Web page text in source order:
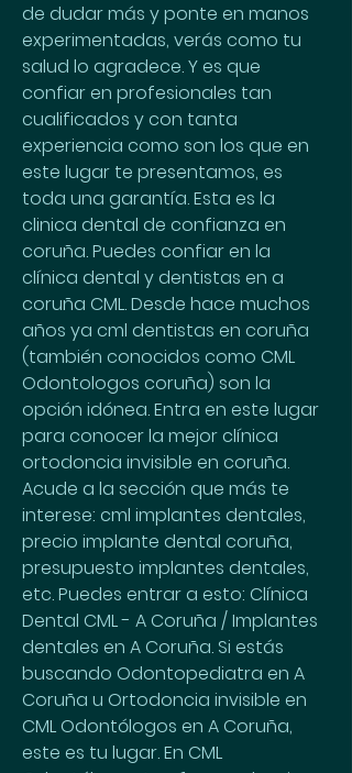
de dudar más y ponte en manos
experimentadas, verás como tu
salud lo agradece. Y es que
confiar en profesionales tan
cualificados y con tanta
experiencia como son los que en
este lugar te presentamos, es
toda una garantía. Esta es la
clinica dental de confianza en
coruña. Puedes confiar en la
clínica dental y dentistas en a
coruña CML. Desde hace muchos
años ya cml dentistas en coruña
(también conocidos como CML
Odontologos coruña) son la
opción idónea. Entra en este lugar
para conocer la mejor clínica
ortodoncia invisible en coruña.
Acude a la sección que más te
interese: cml implantes dentales,
precio implante dental coruña,
presupuesto implantes dentales,
etc. Puedes entrar a esto: Clínica
Dental CML - A Coruña / Implantes
dentales en A Coruña. Si estás
buscando Odontopediatra en A
Coruña u Ortodoncia invisible en
CML Odontólogos en A Coruña,
este es tu lugar. En CML